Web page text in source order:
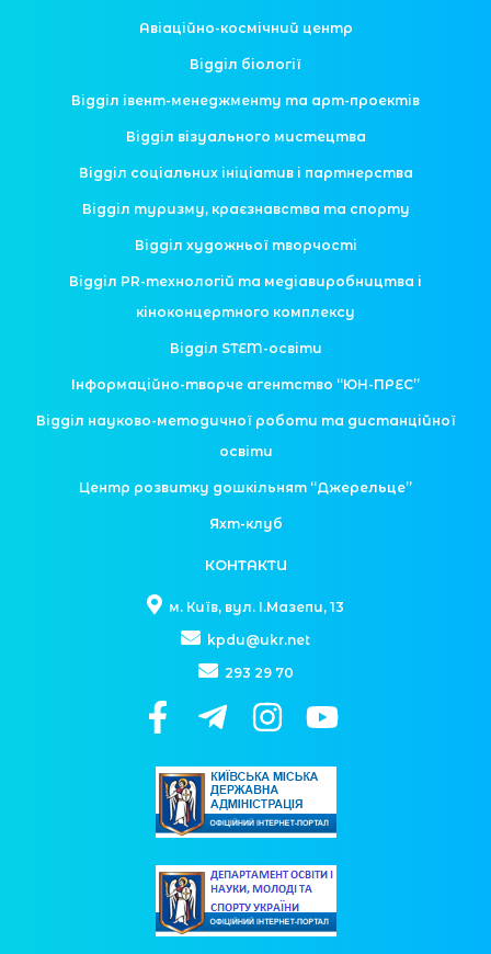
Авіаційно-космічний центр
Відділ біології
Відділ івент-менеджменту та арт-проектів
Відділ візуального мистецтва
Відділ соціальних ініціатив і партнерства
Відділ туризму, краєзнавства та спорту
Відділ художньої творчості
Відділ PR-технологій та медіавиробництва і
кіноконцертного комплексу
Відділ STEM-освіти
Інформаційно-творче агентство “ЮН-ПРЕС”
Відділ науково-методичної роботи та дистанційної
освіти
Центр розвитку дошкільнят “Джерельце”
Яхт-клуб
КОНТАКТИ
м. Київ, вул. І.Мазепи, 13
kpdu@ukr.net
293 29 70